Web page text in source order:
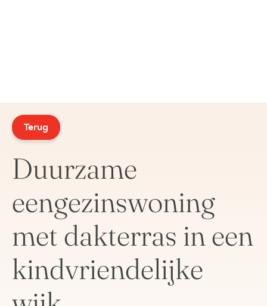
Terug
Duurzame
eengezinswoning
met dakterras in een
kindvriendelijke